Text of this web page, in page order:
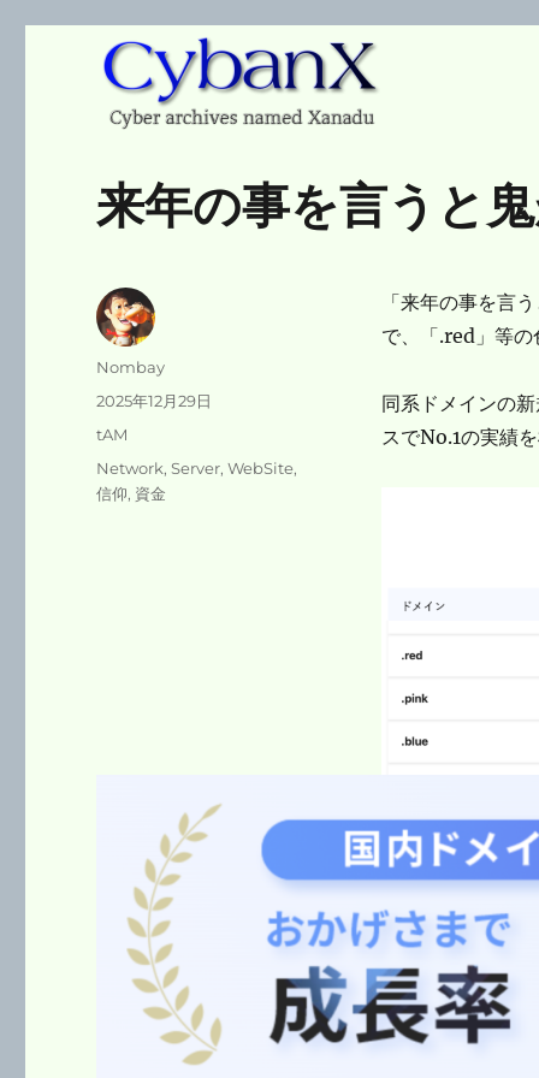
CybanX
来年の事を言うと
「来年の事を言
で、「.red」等の
同系ドメインの
スでNo.1の実績
投
Nombay
投
2025年12月29日
カ
ゴ
tAM
タ
グ
Network,Server,WebSite,
信仰, 資金